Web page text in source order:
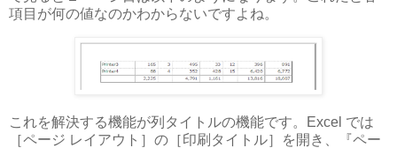
項目が何の値なのかわからないですよね。
これを解決する機能が列タイトルの機能です。Excel では
［ページ レイアウト］の［印刷タイトル］を開き、『ペー